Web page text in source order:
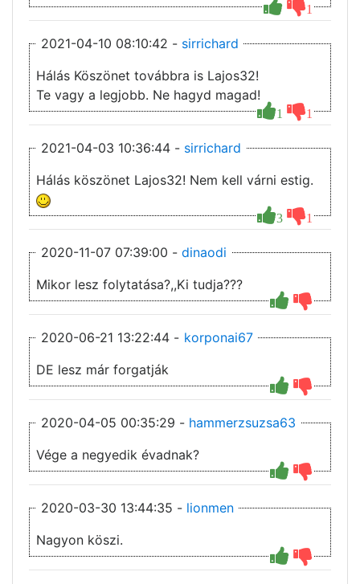
1
2021-04-10 08:10:42 - sirrichard
1 1
Hálás Köszönet továbbra is Lajos32!
Te vagy a legjobb. Ne hagyd magad!
2021-04-03 10:36:44 - sirrichard
3 1
Hálás köszönet Lajos32! Nem kell várni estig.
2020-11-07 07:39:00 - dinaodi
Mikor lesz folytatása?,,Ki tudja???
2020-06-21 13:22:44 - korponai67
DE lesz már forgatják
2020-04-05 00:35:29 - hammerzsuzsa63
Vége a negyedik évadnak?
2020-03-30 13:44:35 - lionmen
Nagyon köszi.